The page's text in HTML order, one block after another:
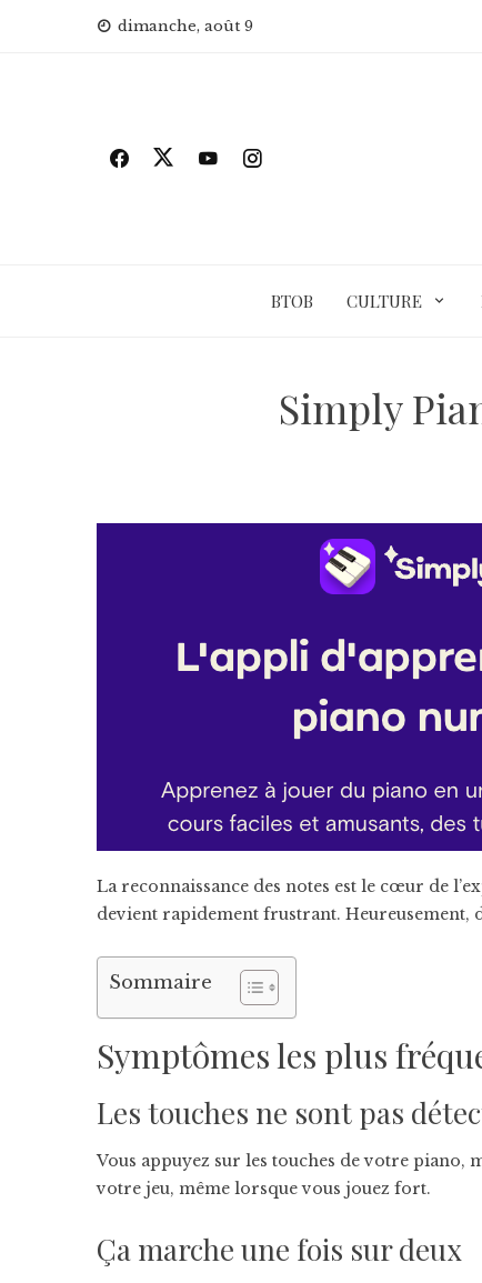
dimanche, août 9
BTOB CULTURE
Simply
La reconnaissance des notes est le cœur de
devient rapidement frustrant. Heureusement,
Sommaire
Symptômes les plus
Les touches ne sont pas
Vous appuyez sur les touches de votre piano,
votre jeu, même lorsque vous jouez fort.
Ça marche une fois sur deux